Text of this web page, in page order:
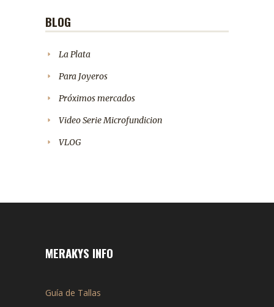
BLOG
La Plata
Para Joyeros
Próximos mercados
Video Serie Microfundicion
VLOG
MERAKYS INFO
Guía de Tallas